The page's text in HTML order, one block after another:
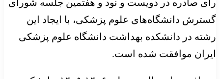
رأی صادره در دویست و نود و هفتمین جلسه شورای
گسترش دانشگاه‌های علوم پزشکی، با ایجاد این
رشته در دانشکده بهداشت دانشگاه علوم پزشکی
ایران موافقت شده است.